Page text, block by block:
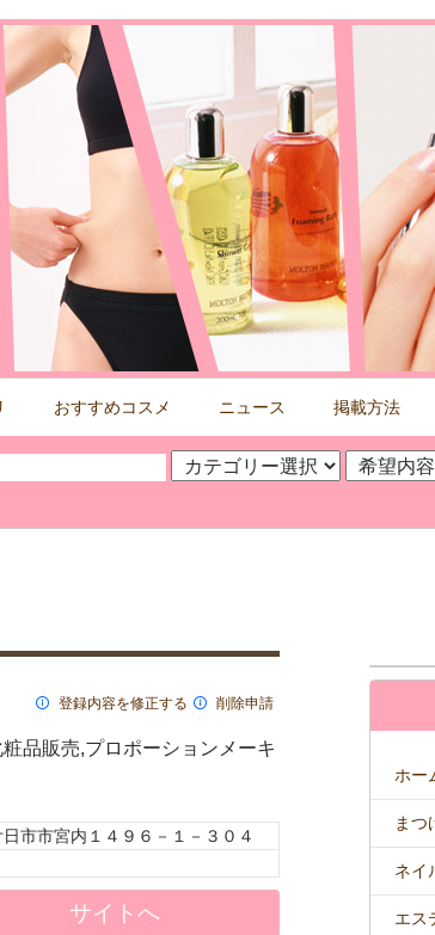
おすすめコスメ ニュース 掲載方法
登録内容を修正する 削除申請
品販売,プロポーションメーキ
市市宮内１４９６－１－３０４
サイトへ
ホー
まつ
ネイ
エス